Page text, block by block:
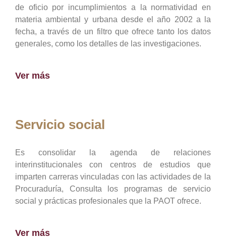
de oficio por incumplimientos a la normatividad en
materia ambiental y urbana desde el año 2002 a la
fecha, a través de un filtro que ofrece tanto los datos
generales, como los detalles de las investigaciones.
Ver más
Servicio social
Es consolidar la agenda de relaciones
interinstitucionales con centros de estudios que
imparten carreras vinculadas con las actividades de la
Procuraduría, Consulta los programas de servicio
social y prácticas profesionales que la PAOT ofrece.
Ver más